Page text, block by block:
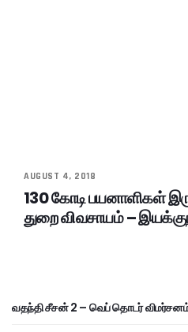
AUGUST 4, 2018
130 கோடி பயனாளிகள்
துறை விவசாயம் –
வதந்தி சீசன் 2 – வெப் தொடர்